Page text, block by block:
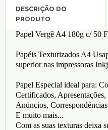
Papel Vergê A4 180g c/ 50
Papéis Texturizados A4
superior nas impressoras
Papel Especial ideal para:
Certificados,
Anúncios,
E muito mais...
Com as suas texturas deixa